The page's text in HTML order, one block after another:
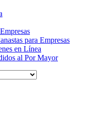
para Empresas
en Línea
al Por Mayor